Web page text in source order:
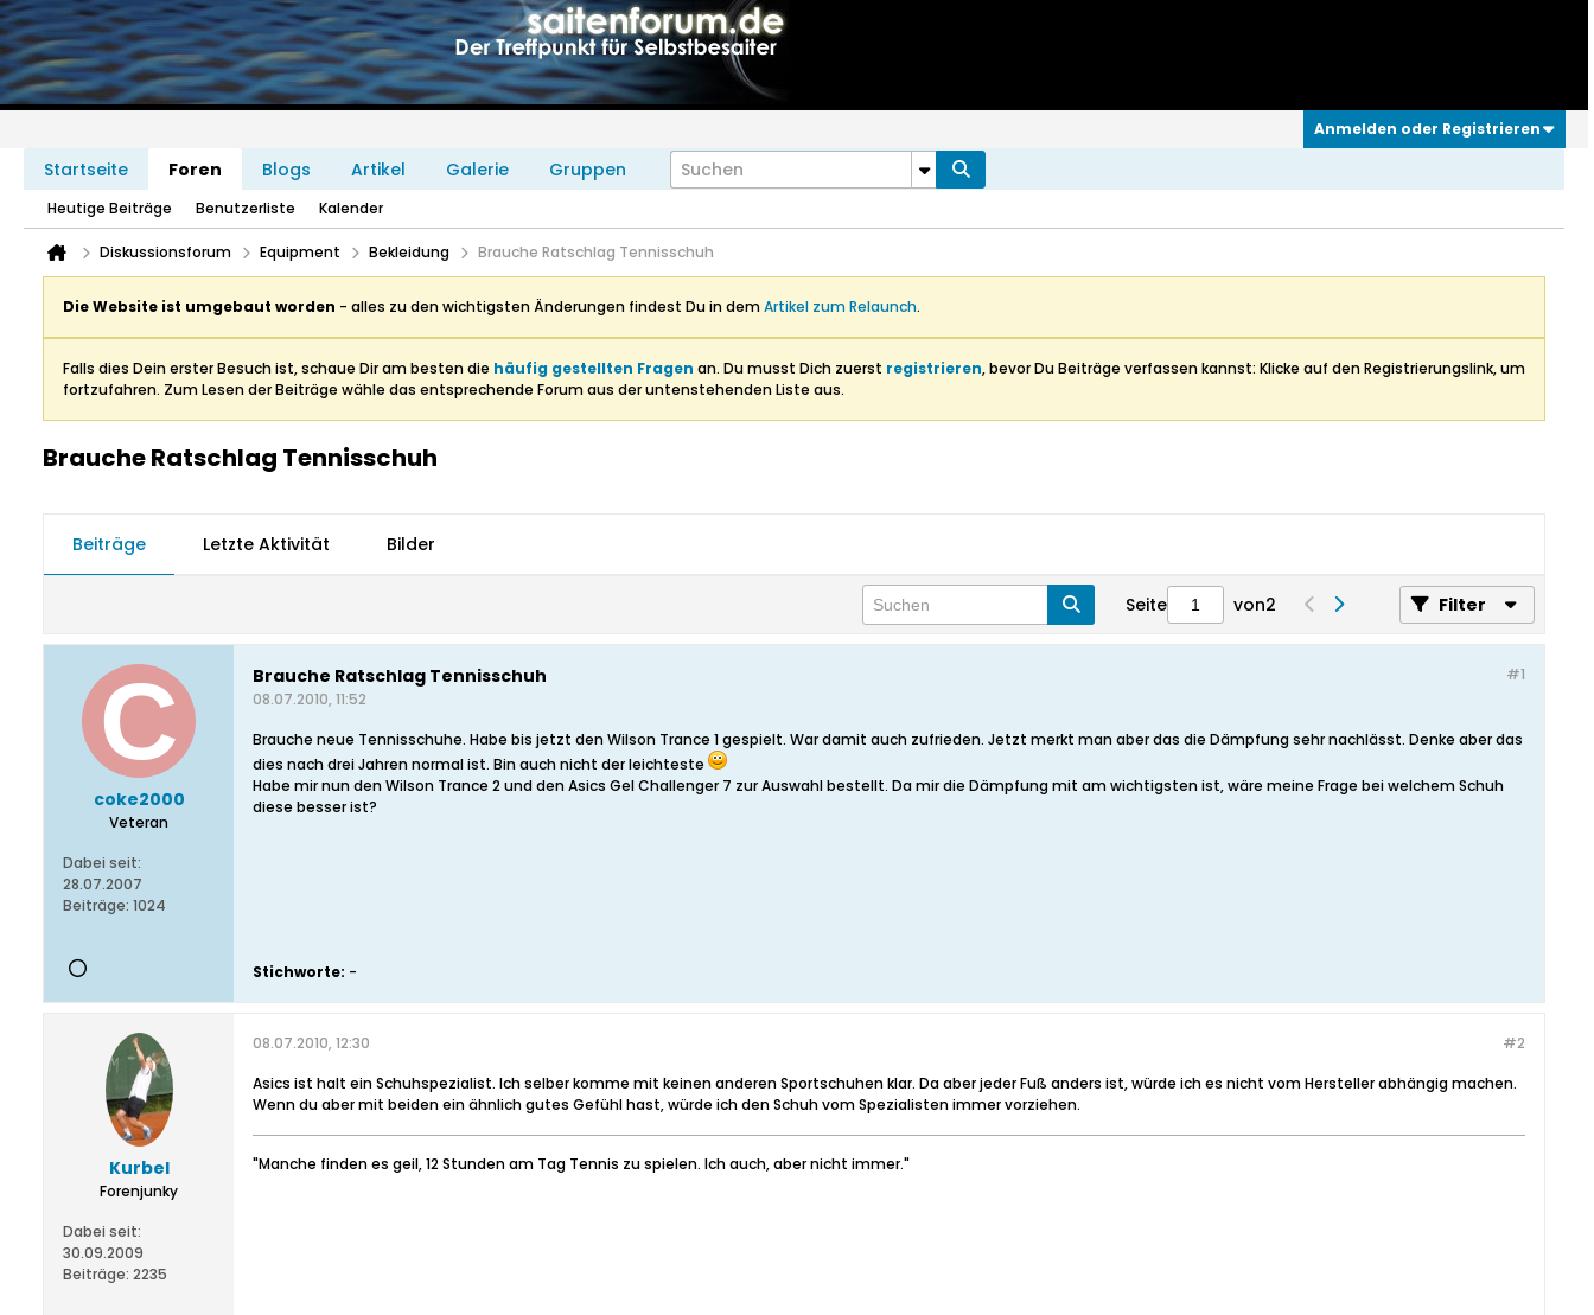
Anmelden oder Registrieren
Startseite Foren Blogs Artikel Galerie Gruppen
Heutige Beiträge Benutzerliste Kalender
Diskussionsforum Equipment Bekleidung Brauche Ratschlag Tennisschuh
Die Website ist umgebaut worden - alles zu den wichtigsten Änderungen findest Du in demArtikel zum Relaunch.
Falls dies Dein erster Besuch ist, schaue Dir am besten die häufig gestellten Fragen an. Du musst Dich zuerst registrieren, bevor Du Beiträge verfassen kannst: Klicke auf den Registrierungslink, um
fortzufahren. Zum Lesen der Beiträge wähle das entsprechende Forum aus der untenstehenden Liste aus.
Brauche Ratschlag Tennisschuh
Beiträge Letzte Aktivität Bilder
Seite von2 Filter
coke2000
Veteran
Dabei seit:
28.07.2007
Beiträge: 1024
#1
Brauche Ratschlag Tennisschuh
08.07.2010, 11:52
Brauche neue Tennisschuhe. Habe bis jetzt den Wilson Trance 1 gespielt. War damit auch zufrieden. Jetzt merkt man aber das die Dämpfung sehr nachlässt. Denke aber das
dies nach drei Jahren normal ist. Bin auch nicht der leichteste
Habe mir nun den Wilson Trance 2 und den Asics Gel Challenger 7 zur Auswahl bestellt. Da mir die Dämpfung mit am wichtigsten ist, wäre meine Frage bei welchem Schuh
diese besser ist?
Stichworte: -
Kurbel
Forenjunky
Dabei seit:
30.09.2009
Beiträge: 2235
#2
08.07.2010, 12:30
Asics ist halt ein Schuhspezialist. Ich selber komme mit keinen anderen Sportschuhen klar. Da aber jeder Fuß anders ist, würde ich es nicht vom Hersteller abhängig machen.
Wenn du aber mit beiden ein ähnlich gutes Gefühl hast, würde ich den Schuh vom Spezialisten immer vorziehen.
"Manche finden es geil, 12 Stunden am Tag Tennis zu spielen. Ich auch, aber nicht immer."